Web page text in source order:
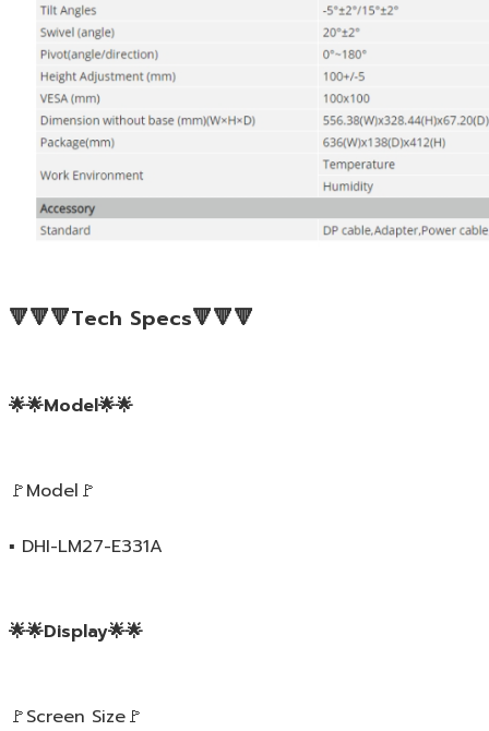
🔻🔻🔻Tech Specs🔻🔻🔻
🌟🌟Model🌟🌟
🚩Model🚩
▪️ DHI-LM27-E331A
🌟🌟Display🌟🌟
🚩Screen Size🚩